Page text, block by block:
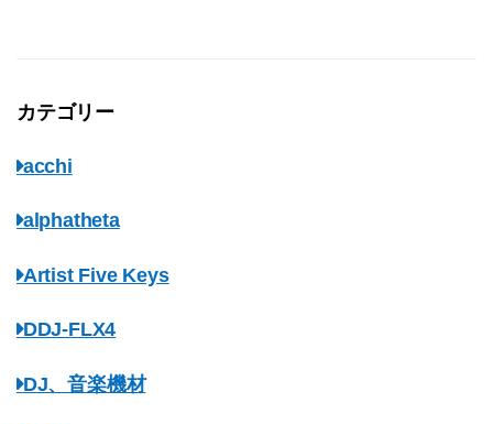
カテゴリー
acchi
alphatheta
Artist Five Keys
DDJ-FLX4
DJ、音楽機材